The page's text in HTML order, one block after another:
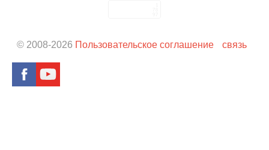
© 2008-2026 Пользовательское соглашение связь